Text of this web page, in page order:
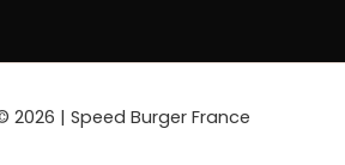
2026 | Speed Burger France